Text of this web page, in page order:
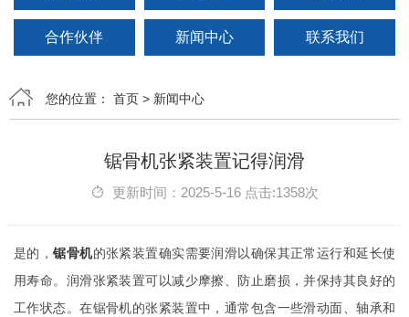
合作伙伴 新闻中心 联系我们
您的位置： 首页 > 新闻中心
锯骨机张紧装置记得润滑
更新时间：2025-5-16 点击:1358次
是的，锯骨机的张紧装置确实需要润滑以确保其正常运行和延长使
用寿命。润滑张紧装置可以减少摩擦、防止磨损，并保持其良好的
工作状态。在锯骨机的张紧装置中，通常包含一些滑动面、轴承和